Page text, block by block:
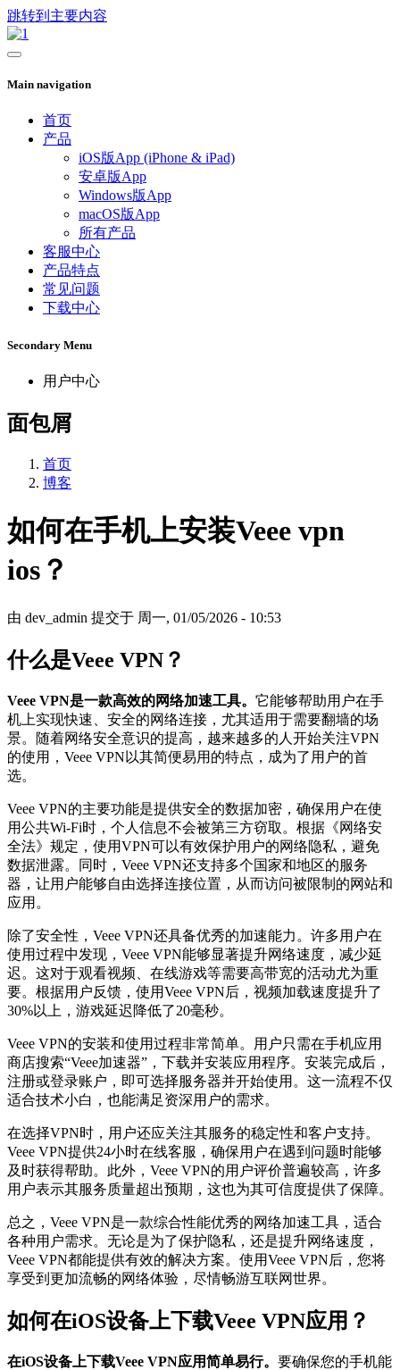
跳转到主要内容
Main navigation
首页
产品
iOS版App (iPhone & iPad)
安卓版App
Windows版App
macOS版App
所有产品
客服中心
产品特点
常见问题
下载中心
Secondary Menu
用户中心
面包屑
首页
博客
如何在手机上安装Veee vpn
ios？
由 dev_admin 提交于 周一, 01/05/2026 - 10:53
什么是Veee VPN？
Veee VPN是一款高效的网络加速工具。 它能够帮助用户在手
机上实现快速、安全的网络连接，尤其适用于需要翻墙的场
景。随着网络安全意识的提高，越来越多的人开始关注VPN
的使用，Veee VPN以其简便易用的特点，成为了用户的首
选。
Veee VPN的主要功能是提供安全的数据加密，确保用户在使
用公共Wi-Fi时，个人信息不会被第三方窃取。根据《网络安
全法》规定，使用VPN可以有效保护用户的网络隐私，避免
数据泄露。同时，Veee VPN还支持多个国家和地区的服务
器，让用户能够自由选择连接位置，从而访问被限制的网站和
应用。
除了安全性，Veee VPN还具备优秀的加速能力。许多用户在
使用过程中发现，Veee VPN能够显著提升网络速度，减少延
迟。这对于观看视频、在线游戏等需要高带宽的活动尤为重
要。根据用户反馈，使用Veee VPN后，视频加载速度提升了
30%以上，游戏延迟降低了20毫秒。
Veee VPN的安装和使用过程非常简单。用户只需在手机应用
商店搜索“Veee加速器”，下载并安装应用程序。安装完成后，
注册或登录账户，即可选择服务器并开始使用。这一流程不仅
适合技术小白，也能满足资深用户的需求。
在选择VPN时，用户还应关注其服务的稳定性和客户支持。
Veee VPN提供24小时在线客服，确保用户在遇到问题时能够
及时获得帮助。此外，Veee VPN的用户评价普遍较高，许多
用户表示其服务质量超出预期，这也为其可信度提供了保障。
总之，Veee VPN是一款综合性能优秀的网络加速工具，适合
各种用户需求。无论是为了保护隐私，还是提升网络速度，
Veee VPN都能提供有效的解决方案。使用Veee VPN后，您将
享受到更加流畅的网络体验，尽情畅游互联网世界。
如何在iOS设备上下载Veee VPN应用？
在iOS设备上下载Veee VPN应用简单易行。 要确保您的手机能